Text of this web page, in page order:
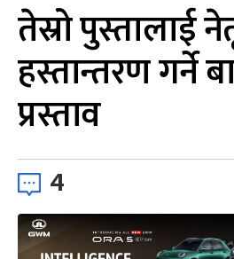
तेस्रो पुस्तालाई
हस्तान्तरण गर्ने
प्रस्ताव
4